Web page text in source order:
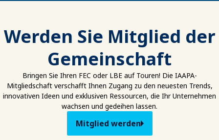
Werden Sie Mitglied der
Gemeinschaft
Bringen Sie Ihren FEC oder LBE auf Touren! Die IAAPA-
Mitgliedschaft verschafft Ihnen Zugang zu den neuesten Trends,
innovativen Ideen und exklusiven Ressourcen, die Ihr Unternehmen
wachsen und gedeihen lassen.
Mitglied werden